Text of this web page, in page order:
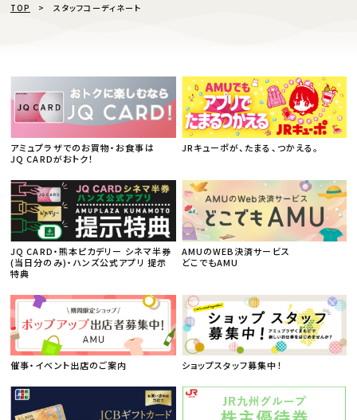
TOP スタッフコーディネート
アミュプラザでのお買物・お食事は
JQ CARDがおトク！
JRキューポが、たまる、つかえる。
JQ CARD・熊本ピカデリー シネマ半券
(当日分のみ)・ハンズ公式アプリ 提示
特典
AMUのWEB決済サービス
どこでもAMU
催事・イベント出店のご案内 ショップスタッフ募集中！